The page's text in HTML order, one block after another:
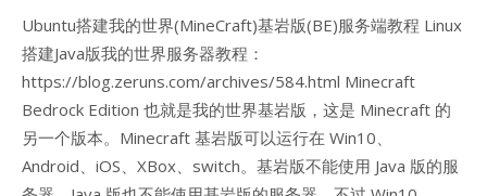
Ubuntu搭建我的世界(MineCraft)基岩版(BE)服务端教程 Linux
搭建Java版我的世界服务器教程：
https://blog.zeruns.com/archives/584.html Minecraft
Bedrock Edition 也就是我的世界基岩版，这是 Minecraft 的
另一个版本。Minecraft 基岩版可以运行在 Win10、
Android、iOS、XBox、switch。基岩版不能使用 Java 版的服